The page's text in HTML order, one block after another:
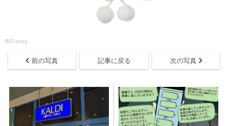
©︎Disney
前の写真 記事に戻る 次の写真